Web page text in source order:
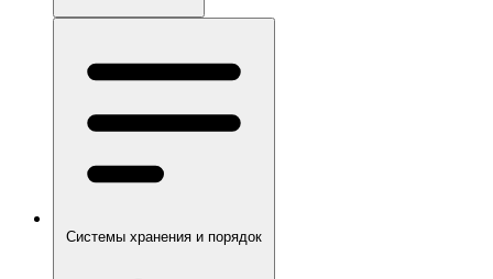
Системы хранения и порядок